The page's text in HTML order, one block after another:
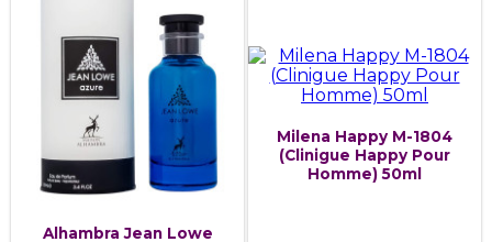
Alhambra Jean Lowe
Milena Happy M-1804
(Clinigue Happy Pour
Homme) 50ml